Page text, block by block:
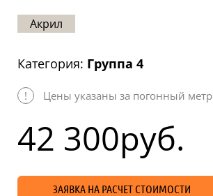
Карта
Акрил
Категория: Группа 4
! Цены указаны за погонный метр
42 300руб.
ЗАЯВКА НА РАСЧЕТ СТОИМОСТИ